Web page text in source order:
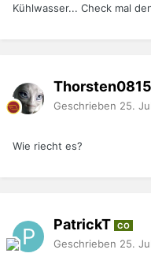
Kühlwasser... Check mal
Thorsten0815
Geschrieben 25.
Wie riecht es?
PatrickT CO
Geschrieben 25.